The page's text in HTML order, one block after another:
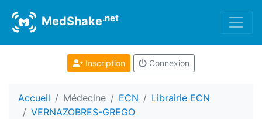
MedShake.net
Inscription Connexion
Accueil Médecine ECN
Librairie ECN
VERNAZOBRES-GREGO